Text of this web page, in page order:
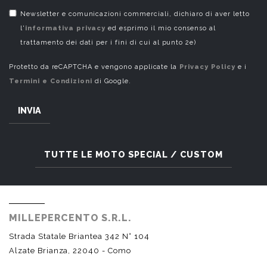
Newsletter e comunicazioni commerciali, dichiaro di aver letto
l' informativa privacy ed esprimo il mio consenso al
trattamento dei dati per i fini di cui al punto 2e)
Protetto da reCAPTCHA e vengono applicate la Privacy Policy e i
Termini e Condizioni di Google.
INVIA
TUTTE LE MOTO SPECIAL / CUSTOM
MILLEPERCENTO S.R.L.
Strada Statale Briantea 342 N° 104
Alzate Brianza, 22040 - Como